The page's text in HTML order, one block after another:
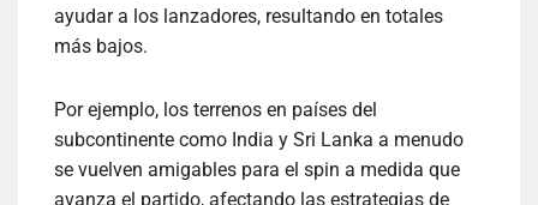
ayudar a los lanzadores, resultando en totales
más bajos.
Por ejemplo, los terrenos en países del
subcontinente como India y Sri Lanka a menudo
se vuelven amigables para el spin a medida que
avanza el partido, afectando las estrategias de